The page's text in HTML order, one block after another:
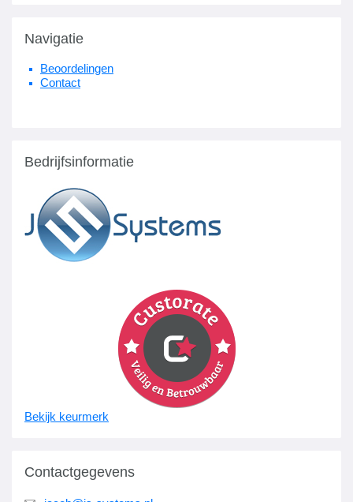
Navigatie
Beoordelingen
Contact
Bedrijfsinformatie
Bekijk keurmerk
Contactgegevens